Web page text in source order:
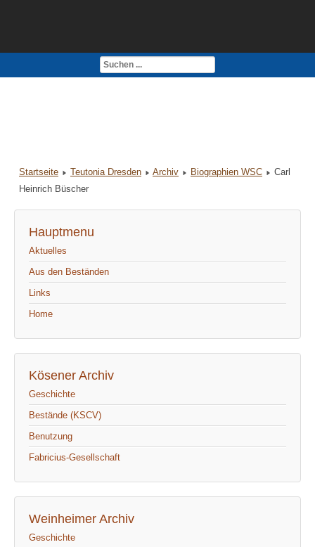
Impressum
Startseite Teutonia Dresden Archiv Biographien WSC
Carl
Heinrich Büscher
Hauptmenu
Aktuelles
Aus den Beständen
Links
Home
Kösener Archiv
Geschichte
Bestände (KSCV)
Benutzung
Fabricius-Gesellschaft
Weinheimer Archiv
Geschichte